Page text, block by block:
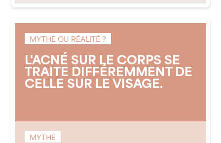
MYTHE OU RÉALITÉ ?
L'ACNÉ SUR LE CORPS SE
TRAITE DIFFÉREMMENT DE
CELLE SUR LE VISAGE.
MYTHE